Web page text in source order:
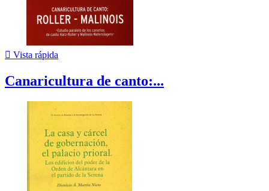
 Vista rápida
Canaricultura de canto:...